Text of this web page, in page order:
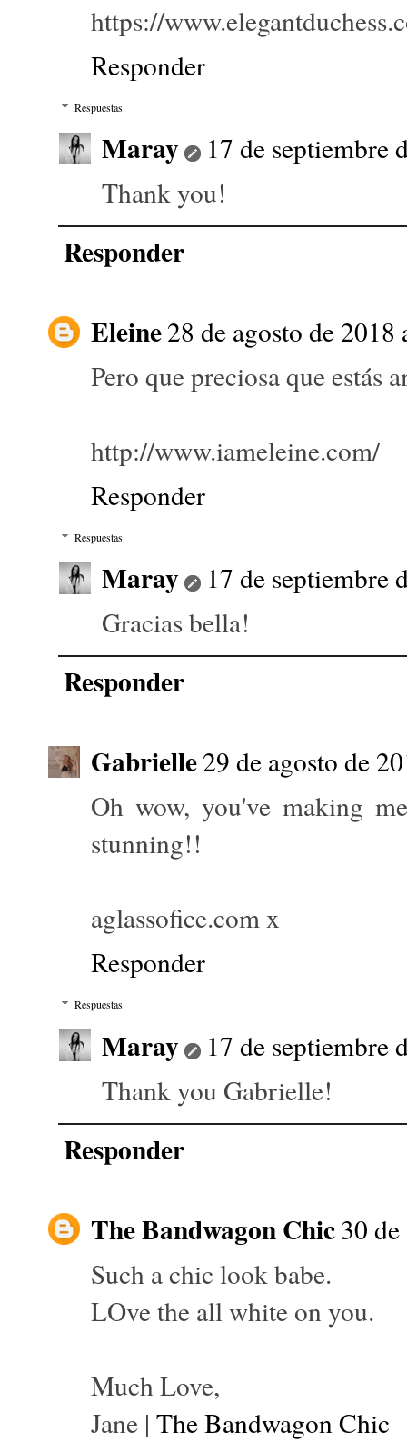
https://
Responder
Respuestas
Maray
17 de septiembre
Thank you!
Responder
Eleine28 de agosto de 2018
Pero que preciosa que estás
http://www.iameleine.com/
Responder
Respuestas
Maray
17 de septiembre
Gracias bella!
Responder
Gabrielle29 de agosto de
Oh wow, you've making
stunning!!
aglassofice.com x
Responder
Respuestas
Maray
17 de septiembre
Thank you Gabrielle!
Responder
The Bandwagon Chic30
Such a chic look babe.
LOve the all white on you.
Much Love,
Jane | The Bandwagon Chic